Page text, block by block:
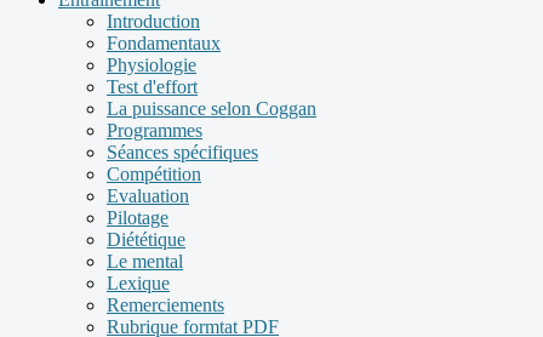
Introduction
Fondamentaux
Physiologie
Test d'effort
La puissance selon Coggan
Programmes
Séances spécifiques
Compétition
Evaluation
Pilotage
Diététique
Le mental
Lexique
Remerciements
Rubrique formtat PDF